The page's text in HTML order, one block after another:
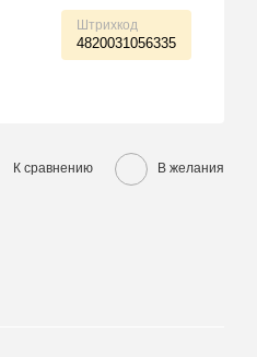
Штрихкод
4820031056335
К сравнению В желания